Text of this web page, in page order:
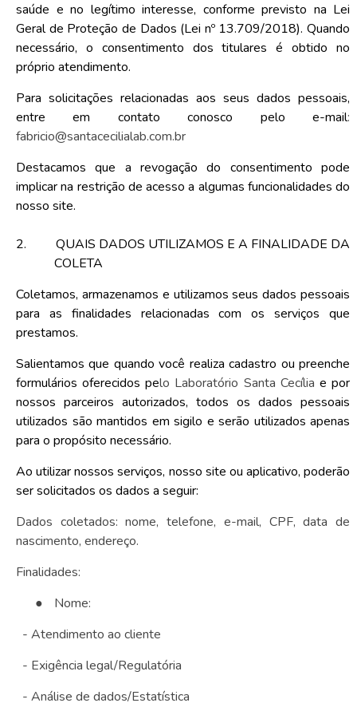
saúde e no legítimo interesse, conforme previsto na Lei
Geral de Proteção de Dados (Lei nº 13.709/2018). Quando
necessário, o consentimento dos titulares é obtido no
próprio atendimento.
Para solicitações relacionadas aos seus dados pessoais,
entre em contato conosco pelo e-mail:
fabricio@santacecilialab.com.br
Destacamos que a revogação do consentimento pode
implicar na restrição de acesso a algumas funcionalidades do
nosso site.
2.
QUAIS DADOS UTILIZAMOS E A FINALIDADE DA
COLETA
Coletamos, armazenamos e utilizamos seus dados pessoais
para as finalidades relacionadas com os serviços que
prestamos.
Salientamos que quando você realiza cadastro ou preenche
formulários oferecidos pelo Laboratório Santa Cecília e por
nossos parceiros autorizados, todos os dados pessoais
utilizados são mantidos em sigilo e serão utilizados apenas
para o propósito necessário.
Ao utilizar nossos serviços, nosso site ou aplicativo, poderão
ser solicitados os dados a seguir:
Dados coletados: nome, telefone, e-mail, CPF, data de
nascimento, endereço.
Finalidades:
●
Nome:
- Atendimento ao cliente
- Exigência legal/Regulatória
- Análise de dados/Estatística